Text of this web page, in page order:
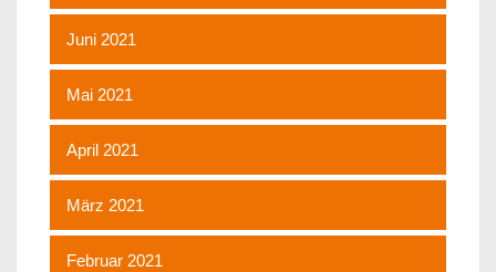
Juni 2021
Mai 2021
April 2021
März 2021
Februar 2021